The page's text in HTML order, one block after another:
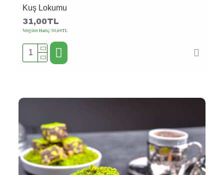
Kuş Lokumu
31,00TL
Vergiler Hariç:30,69TL